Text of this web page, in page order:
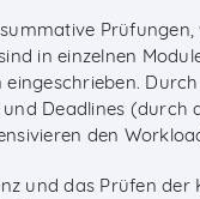
in einzelnen
Deadlines
den
und das Prüfen